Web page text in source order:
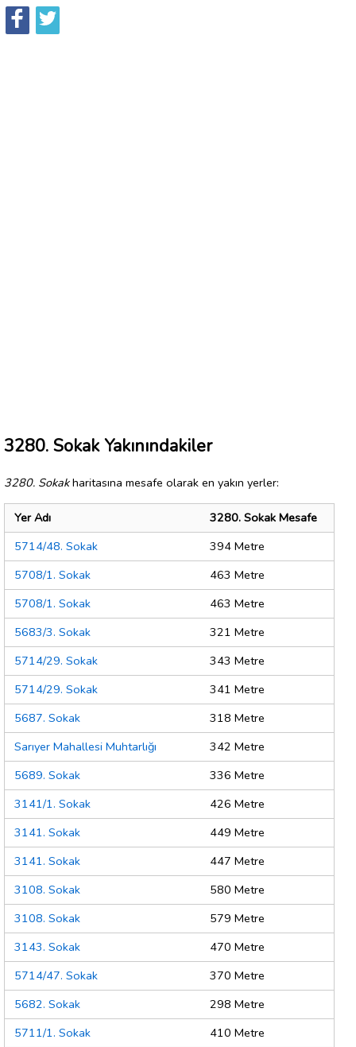
3280. Sokak Yakınındakiler
3280. Sokakharitasına mesafe olarak en yakın yerler:
Yer Adı
3280. Sokak Mesafe
5714/48. Sokak
394 Metre
5708/1. Sokak
463 Metre
5708/1. Sokak
463 Metre
5683/3. Sokak
321 Metre
5714/29. Sokak
343 Metre
5714/29. Sokak
341 Metre
5687. Sokak
318 Metre
Sarıyer Mahallesi Muhtarlığı
342 Metre
5689. Sokak
336 Metre
3141/1. Sokak
426 Metre
3141. Sokak
449 Metre
3141. Sokak
447 Metre
3108. Sokak
580 Metre
3108. Sokak
579 Metre
3143. Sokak
470 Metre
5714/47. Sokak
370 Metre
5682. Sokak
298 Metre
5711/1. Sokak
410 Metre